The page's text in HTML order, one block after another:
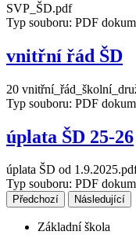
SVP_ŠD.pdf
Typ souboru: PDF
vnitřní řád ŠD
20
Typ souboru: PDF
úplata ŠD 25-26
úplata ŠD od
Typ souboru: PDF
Předchozí Následující
Základní škola